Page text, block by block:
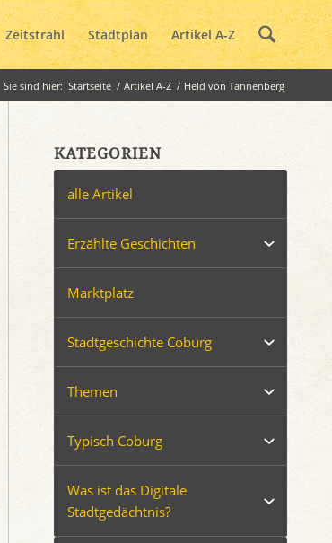
Zeitstrahl Stadtplan Artikel A-Z
Sie sind hier: Startseite / Artikel A-Z / Held von Tannenberg
KATEGORIEN
alle Artikel
Erzählte Geschichten
Marktplatz
Stadtgeschichte Coburg
Themen
Typisch Coburg
Was ist das Digitale
Stadtgedächtnis?